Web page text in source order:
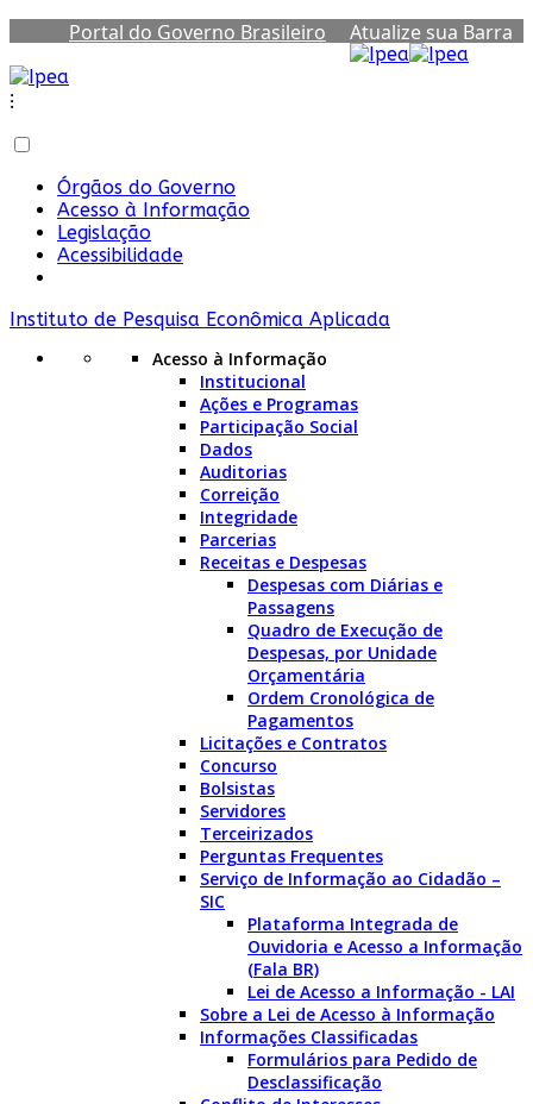
Portal do Governo Brasileiro
Atualize sua Barra
⁝
Órgãos do Governo
Acesso à Informação
Legislação
Acessibilidade
Instituto de Pesquisa Econômica Aplicada
Acesso à Informação
Institucional
Ações e Programas
Participação Social
Dados
Auditorias
Correição
Integridade
Parcerias
Receitas e Despesas
Despesas com Diárias e
Passagens
Quadro de Execução de
Despesas, por Unidade
Orçamentária
Ordem Cronológica de
Pagamentos
Licitações e Contratos
Concurso
Bolsistas
Servidores
Terceirizados
Perguntas Frequentes
Serviço de Informação ao Cidadão –
SIC
Plataforma Integrada de
Ouvidoria e Acesso a Informação
(Fala BR)
Lei de Acesso a Informação - LAI
Sobre a Lei de Acesso à Informação
Informações Classificadas
Formulários para Pedido de
Desclassificação